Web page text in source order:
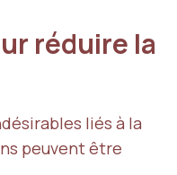
réduire la
liés à la
peuvent être